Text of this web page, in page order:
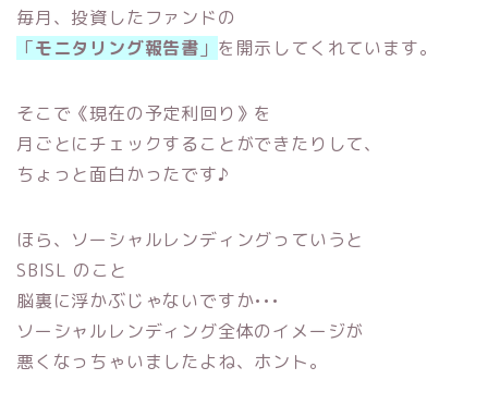
毎月、投資したファンドの
「モニタリング報告書 」 を開示してくれています。
そこで《現在の予定利回り》を
月ごとにチェックすることができたりして、
ちょっと面白かったです♪
ほら、ソーシャルレンディングっていうと
SBISL のこと
脳裏に浮かぶじゃないですか•••
ソーシャルレンディング全体のイメージが
悪くなっちゃいましたよね、ホント。